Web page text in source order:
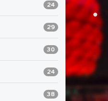
24
29
30
24
38